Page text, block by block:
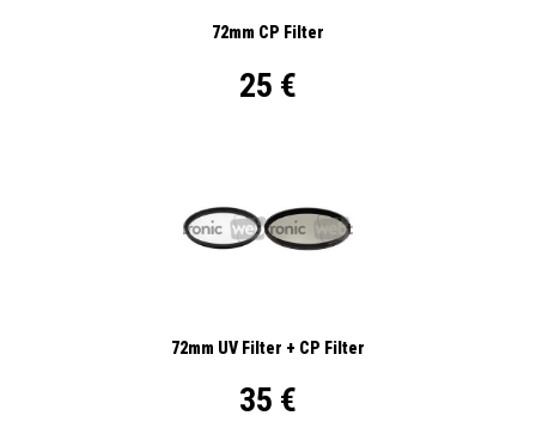
72mm CP Filter
25 €
72mm UV Filter + CP Filter
35 €